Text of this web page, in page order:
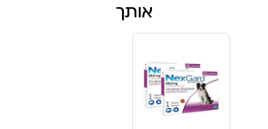
אותך